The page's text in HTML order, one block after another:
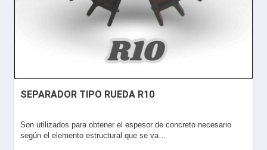
SEPARADOR TIPO RUEDA R10
Son utilizados para obtener el espesor de concreto necesario
según el elemento estructural que se va…